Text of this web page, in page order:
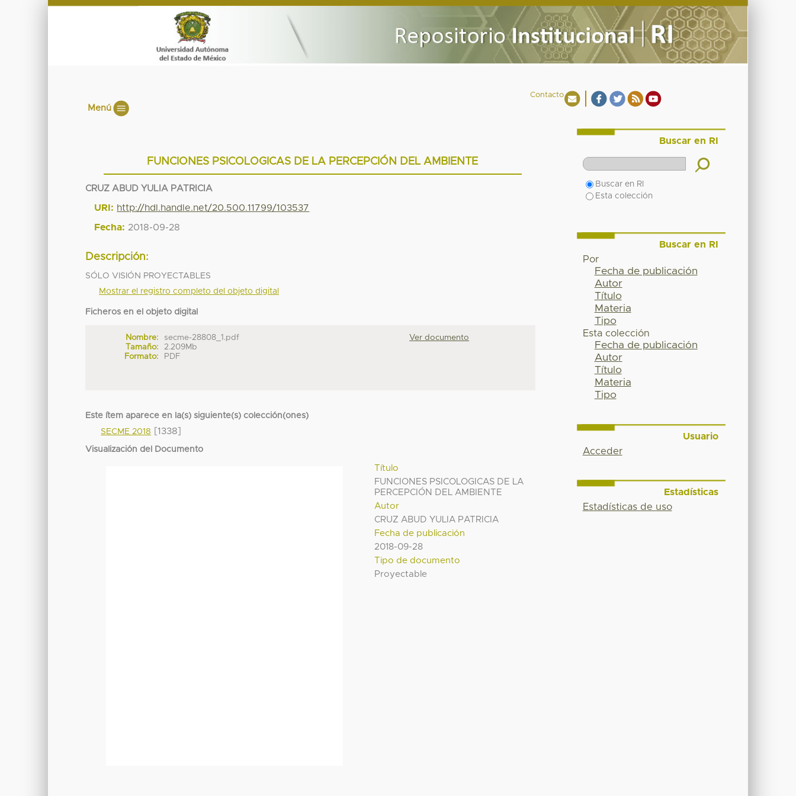
Contacto
Menú
FUNCIONES PSICOLOGICAS DE LA PERCEPCIÓN DEL AMBIENTE
CRUZ ABUD YULIA PATRICIA
URI: http://hdl.handle.net/20.500.11799/103537
Fecha: 2018-09-28
Descripción:
SÓLO VISIÓN PROYECTABLES
Mostrar el registro completo del objeto digital
Ficheros en el objeto digital
Nombre:
secme-28808_1.pdf
Tamaño:
2.209Mb
Formato:
PDF
Ver documento
Este ítem aparece en la(s) siguiente(s) colección(ones)
SECME 2018
[1338]
Visualización del Documento
Título
FUNCIONES PSICOLOGICAS DE LA
PERCEPCIÓN DEL AMBIENTE
Autor
CRUZ ABUD YULIA PATRICIA
Fecha de publicación
2018-09-28
Tipo de documento
Proyectable
Buscar en RI
Buscar en RI
Esta colección
Buscar en RI
Por
Fecha de publicación
Autor
Título
Materia
Tipo
Esta colección
Fecha de publicación
Autor
Título
Materia
Tipo
Usuario
Acceder
Estadísticas
Estadísticas de uso